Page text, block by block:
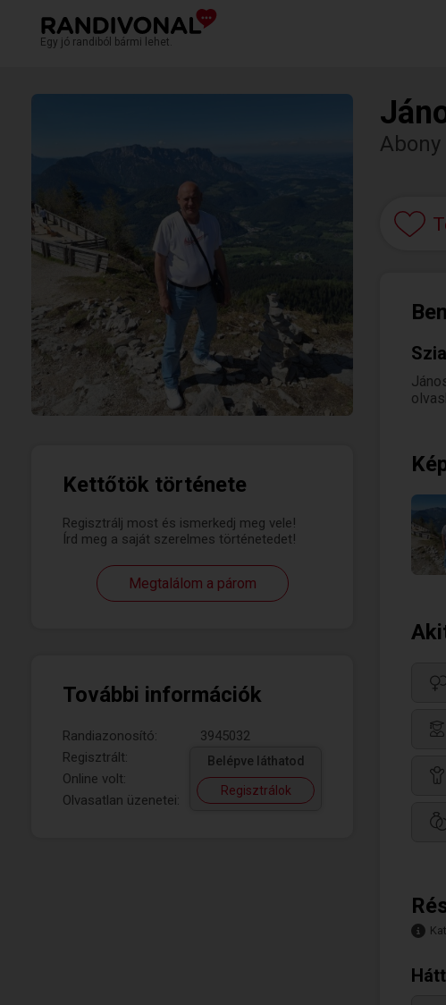
Egy jó randiból bármi lehet.
Kettőtök története
Regisztrálj most és ismerkedj meg vele!
Írd meg a saját szerelmes történetedet!
Megtalálom a párom
További információk
Randiazonosító:
3945032
Regisztrált:
Online volt:
Olvasatlan üzenetei:
Belépve láthatod
Regisztrálok
Abony